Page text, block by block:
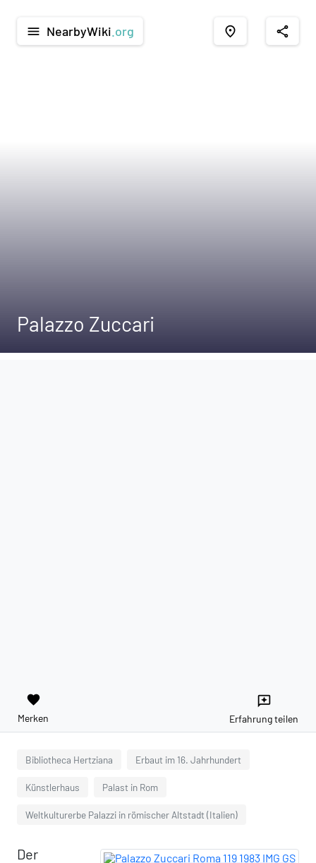
menu NearbyWiki .org place share
Palazzo Zuccari
favorite
Merken
reviews
Erfahrung teilen
Bibliotheca Hertziana Erbaut im 16. Jahrhundert
Künstlerhaus Palast in Rom
Weltkulturerbe Palazzi in römischer Altstadt (Italien)
Der